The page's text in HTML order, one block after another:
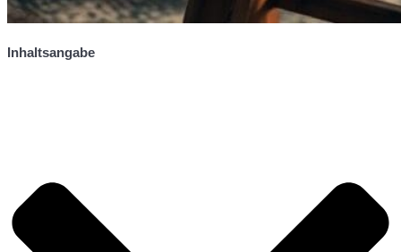
Inhaltsangabe